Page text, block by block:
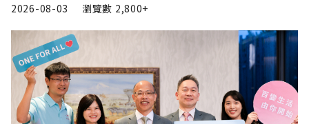
2026-08-03
瀏覽數 2,800+